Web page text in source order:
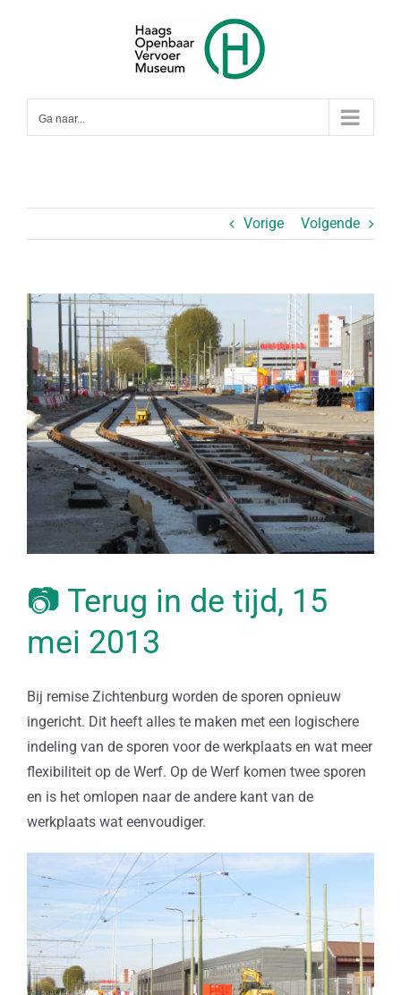
Ga naar...
Vorige Volgende
Bekijk
grotere
afbeelding
📷 Terug in de tijd, 15
mei 2013
Bij remise Zichtenburg worden de sporen opnieuw
ingericht. Dit heeft alles te maken met een logischere
indeling van de sporen voor de werkplaats en wat meer
flexibiliteit op de Werf. Op de Werf komen twee sporen
en is het omlopen naar de andere kant van de
werkplaats wat eenvoudiger.